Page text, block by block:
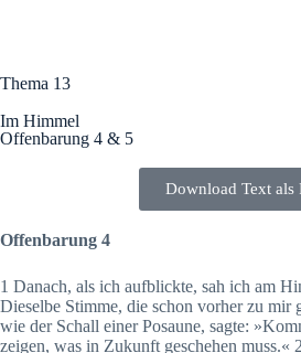
Thema 13
Im Himmel
Offenbarung 4 & 5
Download Text als
Offenbarung 4
1 Danach, als ich aufblickte, sah ich am
Dieselbe Stimme, die schon vorher zu mir
wie der Schall einer Posaune, sagte:
zeigen, was in Zukunft geschehen muss.«